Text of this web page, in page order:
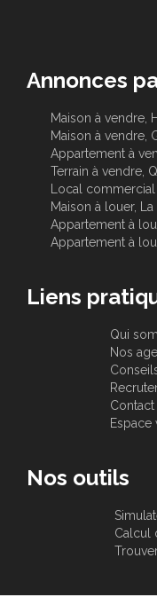
Annonces
Maison à vendre,
Maison à vendre,
Appartement à
Terrain à vendre,
Local commercial
Maison à louer,
Appartement à
Appartement à
Liens
Qui
Nos
Contact
Espace
Nos outils
Calcul